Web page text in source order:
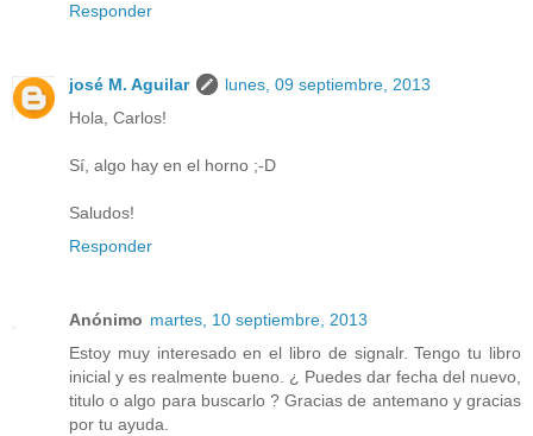
Responder
josé M. Aguilar
lunes, 09 septiembre, 2013
Hola, Carlos!
Sí, algo hay en el horno ;-D
Saludos!
Responder
Anónimo martes, 10 septiembre, 2013
Estoy muy interesado en el libro de signalr. Tengo tu libro
inicial y es realmente bueno. ¿ Puedes dar fecha del nuevo,
titulo o algo para buscarlo ? Gracias de antemano y gracias
por tu ayuda.